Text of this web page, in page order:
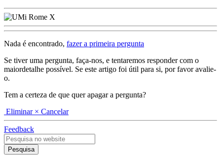
Nada é encontrado, fazer a primeira pergunta
Se tiver uma pergunta, faça-nos, e tentaremos responder com o
maiordetalhe possível. Se este artigo foi útil para si, por favor avalie-
o.
Tem a certeza de que quer apagar a pergunta?
Eliminar × Cancelar
Feedback